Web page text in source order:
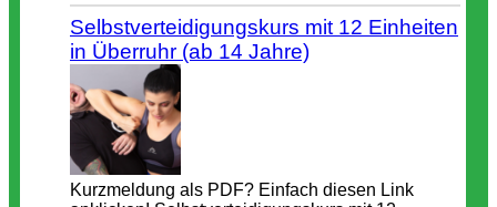
Selbstverteidigungskurs mit 12 Einheiten
in Überruhr (ab 14 Jahre)
Kurzmeldung als PDF? Einfach diesen Link